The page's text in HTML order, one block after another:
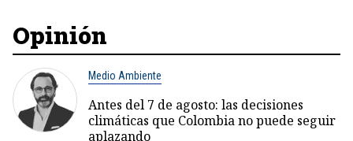
Opinión
Medio Ambiente
Antes del 7 de agosto: las decisiones
climáticas que Colombia no puede seguir
aplazando